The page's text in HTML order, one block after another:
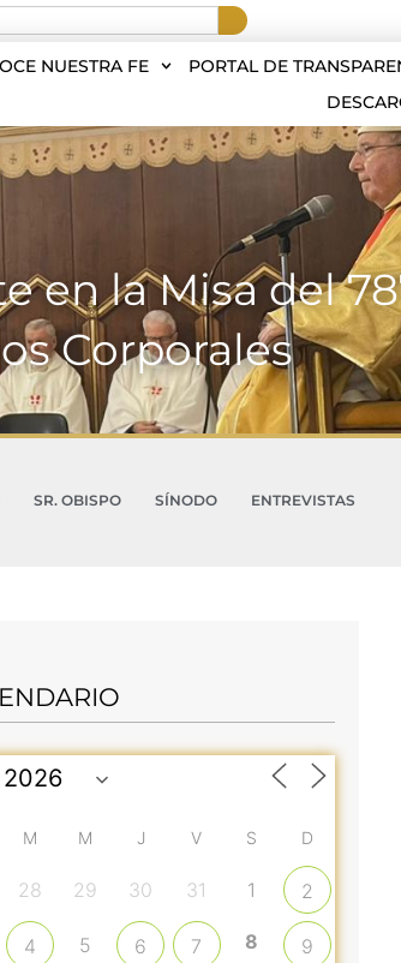
NUESTRA FE PORTAL DE
en la Misa del
Corporales
SR. OBISPO SÍNODO
ENTREVISTAS
M M J V S D
28 29 30 31 1 2
4 5 6 7 8 9